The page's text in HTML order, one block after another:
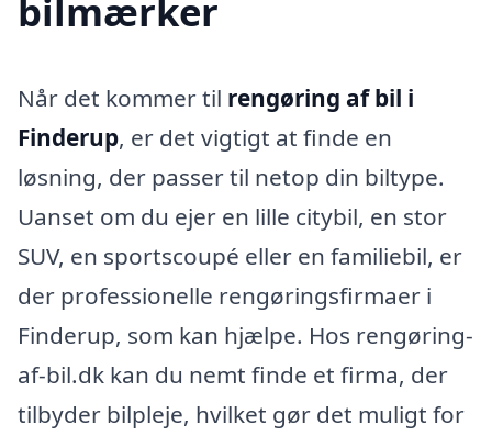
bilmærker
Når det kommer til rengøring af bil i
Finderup, er det vigtigt at finde en
løsning, der passer til netop din biltype.
Uanset om du ejer en lille citybil, en stor
SUV, en sportscoupé eller en familiebil, er
der professionelle rengøringsfirmaer i
Finderup, som kan hjælpe. Hos rengøring-
af-bil.dk kan du nemt finde et firma, der
tilbyder bilpleje, hvilket gør det muligt for